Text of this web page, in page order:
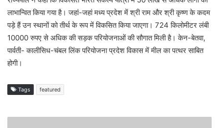
लाभान्वित किया गया है। जहां-जहां मध्य प्रदेश में श्री राम और श्री कृष्ण के कदम
पड़े हैं उन स्थानों को तीर्थ के रूप में विकसित किया जाएगा। 724 किलोमीटर लंबी
10000 रुपए से अधिक की सड़क परियोजनाओं की सौगात मिली है। केन-बेतवा,
पार्वती- कालीसिध-चंबल लिंक परियोजना प्रदेश विकास में मील का पत्थर साबित
होगी।
Tags featured